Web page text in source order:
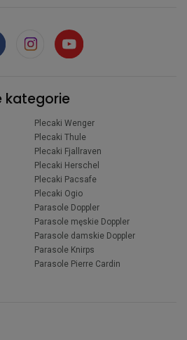
kategorie
Plecaki Wenger
Plecaki Thule
Plecaki Fjallraven
Plecaki Herschel
Plecaki Pacsafe
Plecaki Ogio
Parasole Doppler
Parasole męskie Doppler
Parasole damskie Doppler
Parasole Knirps
Parasole Pierre Cardin